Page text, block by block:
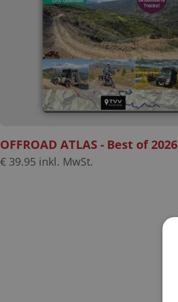
OFFROAD ATLAS - Best of 2026
€ 39.95 inkl. MwSt.